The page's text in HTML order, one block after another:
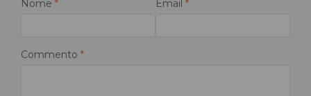
Nome * Email *
Commento *